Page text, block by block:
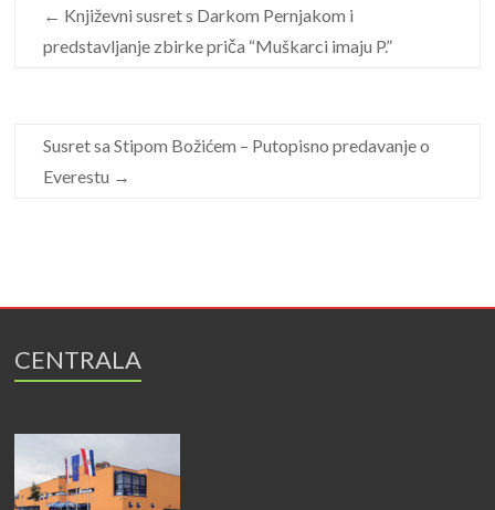
← Književni susret s Darkom Pernjakom i
predstavljanje zbirke priča “Muškarci imaju P.”
Susret sa Stipom Božićem – Putopisno predavanje o
Everestu →
CENTRALA